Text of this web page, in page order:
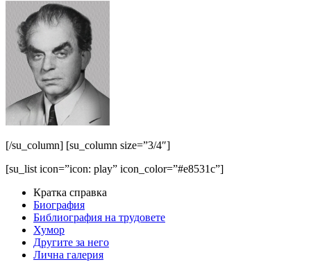
[/su_column] [su_column size=”3/4″]
[su_list icon=”icon: play” icon_color=”#e8531c”]
Кратка справка
Биография
Библиография на трудовете
Хумор
Другите за него
Лична галерия